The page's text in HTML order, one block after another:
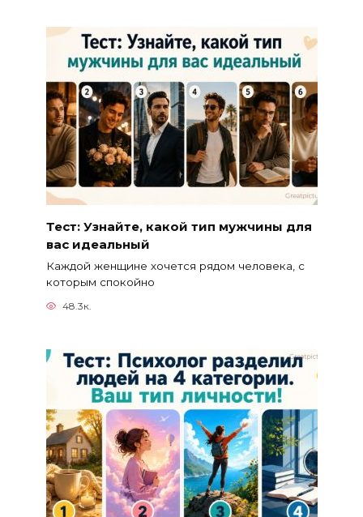
Тест: Узнайте, какой тип мужчины для
вас идеальный
Каждой женщине хочется рядом человека, с
которым спокойно
48.3к.